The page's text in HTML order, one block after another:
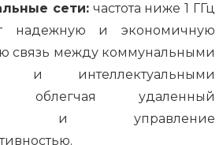
сети:частота ниже 1 ГГц
надежную и экономичную
связь между коммунальными
и интеллектуальными
облегчая удаленный
и управление